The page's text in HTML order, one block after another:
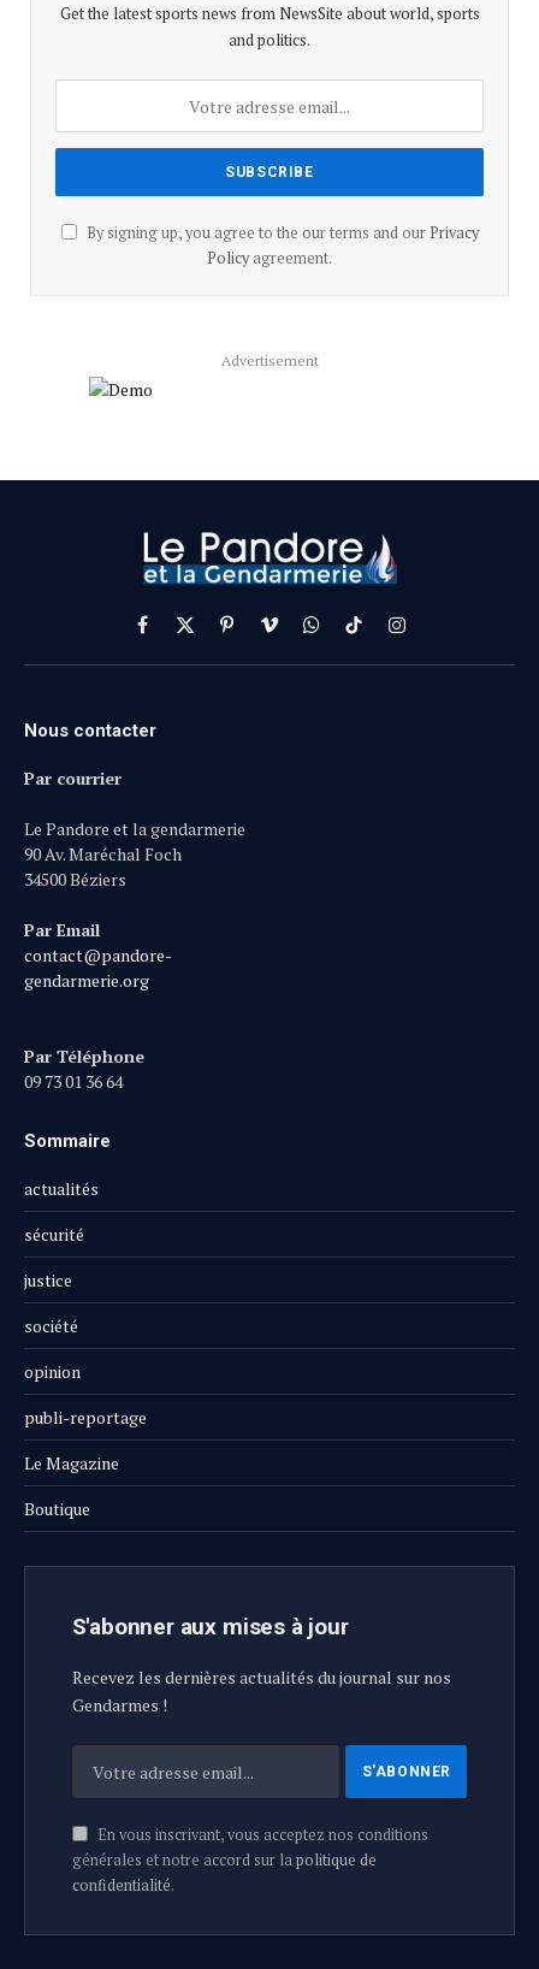
Get the latest sports news from NewsSite about world, sports
and politics.
By signing up, you agree to the our terms and our Privacy
Policyagreement.
Advertisement
Facebook
X
(Twitter)
PinterestVimeoWhatsApp
TikTokInstagram
Nous contacter
Par courrier
Le Pandore et la gendarmerie
90 Av. Maréchal Foch
34500 Béziers
Par Email
contact@pandore-
gendarmerie.org
Par Téléphone
09 73 01 36 64
Sommaire
actualités
sécurité
justice
société
opinion
publi-reportage
Le Magazine
Boutique
S'abonner aux mises à jour
Recevez les dernières actualités du journal sur nos
Gendarmes !
En vous inscrivant, vous acceptez nos conditions
générales et notre accord sur lapolitique de
confidentialité.